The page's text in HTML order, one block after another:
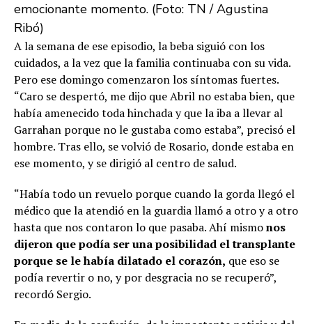
emocionante momento. (Foto: TN / Agustina
Ribó)
A la semana de ese episodio, la beba siguió con los
cuidados, a la vez que la familia continuaba con su vida.
Pero ese domingo comenzaron los síntomas fuertes.
“Caro se despertó, me dijo que Abril no estaba bien, que
había amenecido toda hinchada y que la iba a llevar al
Garrahan porque no le gustaba como estaba”, precisó el
hombre. Tras ello, se volvió de Rosario, donde estaba en
ese momento, y se dirigió al centro de salud.
“Había todo un revuelo porque cuando la gorda llegó el
médico que la atendió en la guardia llamó a otro y a otro
hasta que nos contaron lo que pasaba. Ahí mismonos
dijeron que podía ser una posibilidad el transplante
porque se le había dilatado el corazón, que eso se
podía revertir o no, y por desgracia no se recuperó”,
recordó Sergio.